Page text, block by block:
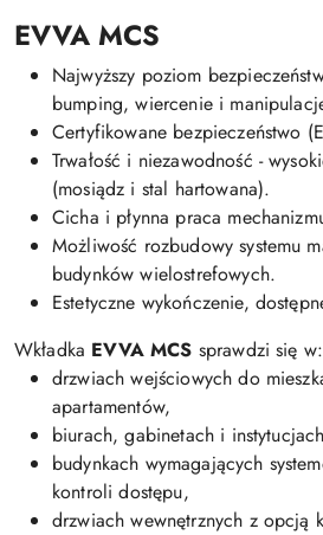
EVVA MCS
Najwyższy poziom
bumping, wiercenie i
Certyfikowane bezpieczeństwo
Trwałość i niezawodność -
(mosiądz i stal hartowana).
Cicha i płynna praca
Możliwość rozbudowy systemu
budynków wielostrefowych.
Estetyczne wykończenie,
Wkładka EVVA MCS sprawdzi się w:
drzwiach wejściowych do
apartamentów,
biurach, gabinetach i
budynkach wymagających
kontroli dostępu,
drzwiach wewnętrznych z opcją